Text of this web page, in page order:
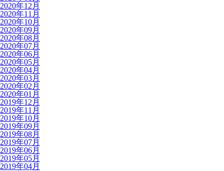
2020年12月
2020年11月
2020年10月
2020年09月
2020年08月
2020年07月
2020年06月
2020年05月
2020年04月
2020年03月
2020年02月
2020年01月
2019年12月
2019年11月
2019年10月
2019年09月
2019年08月
2019年07月
2019年06月
2019年05月
2019年04月